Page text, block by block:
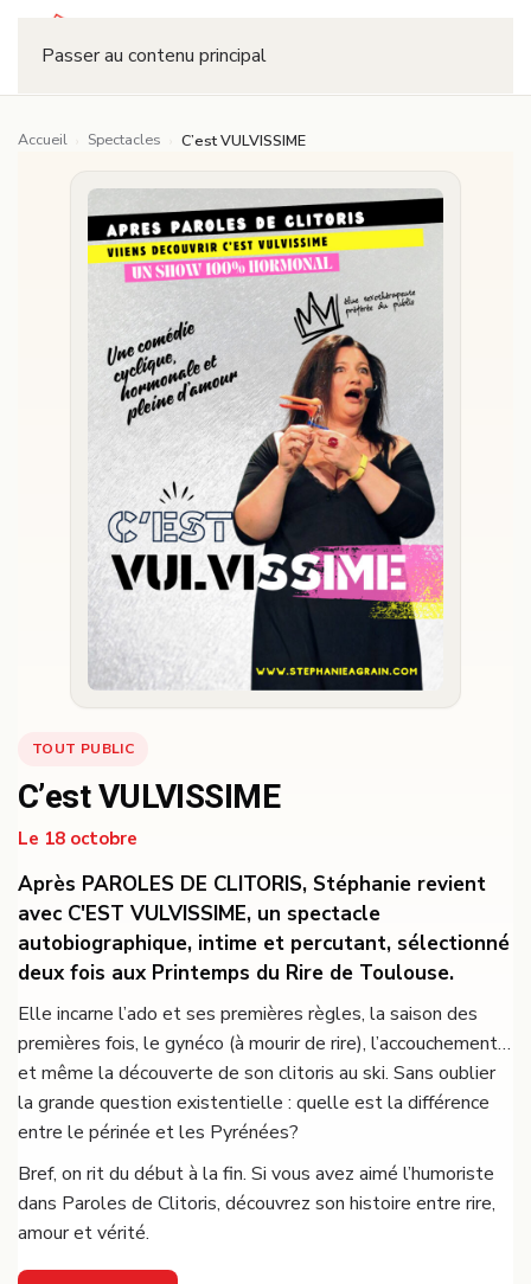
Passer au contenu principal
Accueil Spectacles C’est VULVISSIME
TOUT PUBLIC
C’est VULVISSIME
Le 18 octobre
Après PAROLES DE CLITORIS, Stéphanie revient
avec C'EST VULVISSIME, un spectacle
autobiographique, intime et percutant, sélectionné
deux fois aux Printemps du Rire de Toulouse.
Elle incarne l’ado et ses premières règles, la saison des
premières fois, le gynéco (à mourir de rire), l’accouchement…
et même la découverte de son clitoris au ski. Sans oublier
la grande question existentielle : quelle est la différence
entre le périnée et les Pyrénées?
Bref, on rit du début à la fin. Si vous avez aimé l’humoriste
dans Paroles de Clitoris, découvrez son histoire entre rire,
amour et vérité.